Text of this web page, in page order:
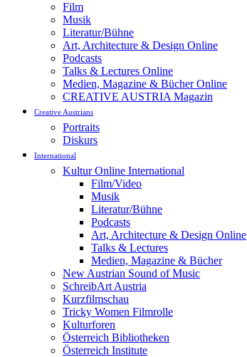
Film
Musik
Literatur/Bühne
Art, Architecture & Design Online
Podcasts
Talks & Lectures Online
Medien, Magazine & Bücher Online
CREATIVE AUSTRIA Magazin
Creative Austrians
Portraits
Diskurs
International
Kultur Online International
Film/Video
Musik
Literatur/Bühne
Podcasts
Art, Architecture & Design Online
Talks & Lectures
Medien, Magazine & Bücher
New Austrian Sound of Music
SchreibArt Austria
Kurzfilmschau
Tricky Women Filmrolle
Kulturforen
Österreich Bibliotheken
Österreich Institute